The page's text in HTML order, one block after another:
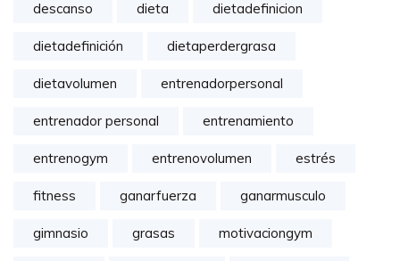
descanso dieta dietadefinicion
dietadefinición dietaperdergrasa
dietavolumen entrenadorpersonal
entrenador personal entrenamiento
entrenogym entrenovolumen estrés
fitness ganarfuerza ganarmusculo
gimnasio grasas motivaciongym